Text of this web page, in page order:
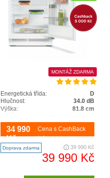
MONTÁŽ ZDARMA
Energetická třída:
D
Hlučnost:
34.0 dB
Výška:
81.8 cm
LED osvětlením a dělenými
policemi ve dvířkách v kompaktním
designu. optimální a
bezúdržbovéLEDosvětlení vnitř..
34 990
Kč
Cena s CashBack
Info
Doprava zdarma 39 990 Kč
39 990 Kč